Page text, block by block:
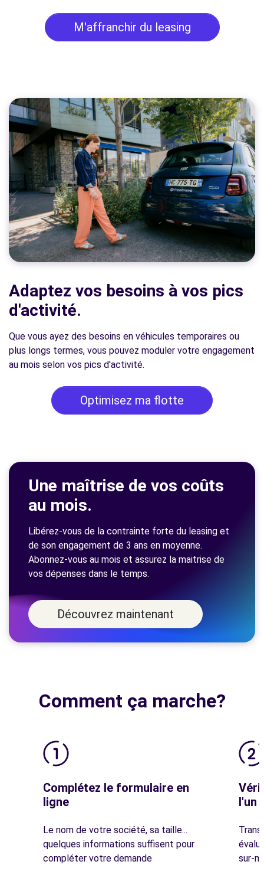
M'affranchir du leasing
Adaptez vos besoins à vos pics
d'activité.
Que vous ayez des besoins en véhicules temporaires ou
plus longs termes, vous pouvez moduler votre engagement
au mois selon vos pics d'activité.
Optimisez ma flotte
Une maîtrise de vos coûts
au mois.
Libérez-vous de la contrainte forte du leasing et
de son engagement de 3 ans en moyenne.
Abonnez-vous au mois et assurez la maitrise de
vos dépenses dans le temps.
Découvrez maintenant
Comment ça marche?
Complétez le formulaire en
ligne
Le nom de votre société, sa taille...
quelques informations suffisent pour
compléter votre demande
l'un
sur-